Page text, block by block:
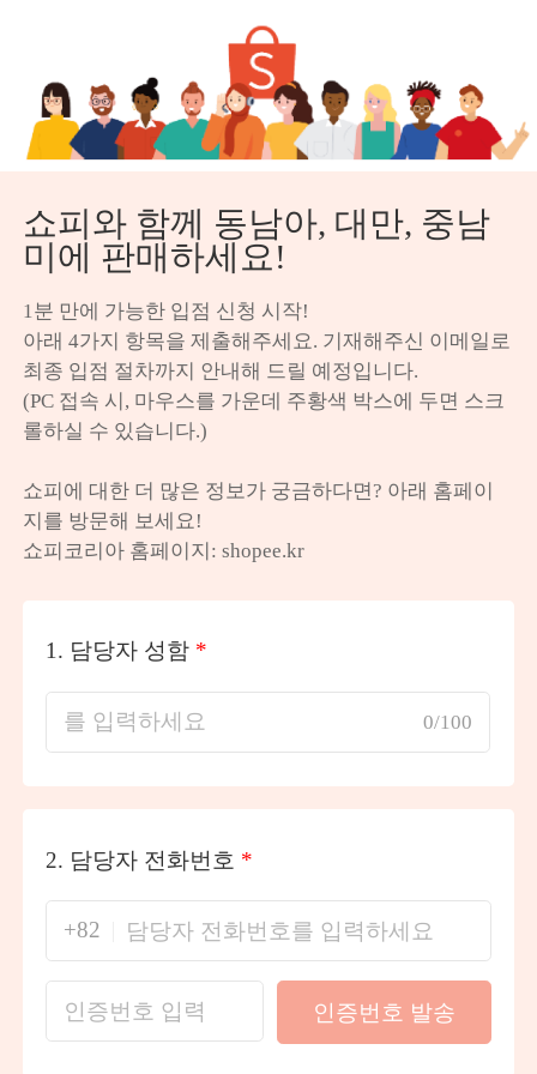
쇼피와 함께 동남아, 대만, 중남
미에 판매하세요!
1분 만에 가능한 입점 신청 시작!
아래 4가지 항목을 제출해주세요. 기재해주신 이메일로
최종 입점 절차까지 안내해 드릴 예정입니다.
(PC 접속 시, 마우스를 가운데 주황색 박스에 두면 스크
롤하실 수 있습니다.)
쇼피에 대한 더 많은 정보가 궁금하다면? 아래 홈페이
지를 방문해 보세요!
쇼피코리아 홈페이지: shopee.kr
1. 담당자 성함 *
0/100
2. 담당자 전화번호 *
+82
인증번호 발송